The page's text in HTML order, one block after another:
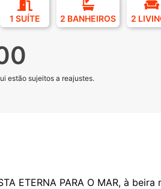
1 SUÍTE 2 BANHEIROS 2
estão sujeitos a reajustes.
ETERNA PARA O MAR, à